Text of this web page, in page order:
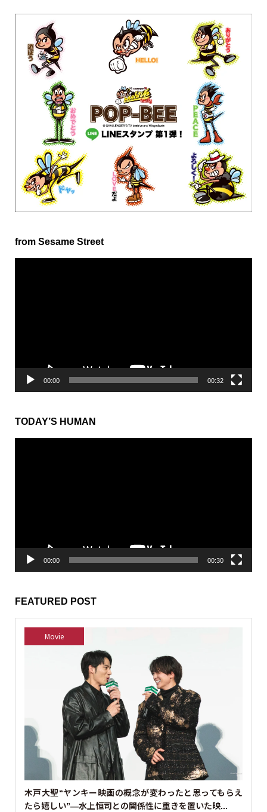
from Sesame Street
00:00 00:32
TODAY’S HUMAN
00:00 00:30
FEATURED POST
Movie
木戸大聖“ヤンキー映画の概念が変わったと思ってもらえ
たら嬉しい”—水上恒司との関係性に重きを置いた映...